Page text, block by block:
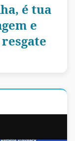
é tua
e